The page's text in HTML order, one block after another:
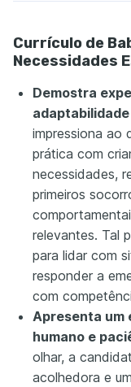
Currículo de
Necessidades
Demostra
impressiona ao
prática com
necessidades,
primeiros
relevantes. Tal
para lidar com
responder a
com
Apresenta um
humano e
olhar, a
acolhedora e